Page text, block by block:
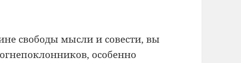
свободы мысли и совести, вы
особенно